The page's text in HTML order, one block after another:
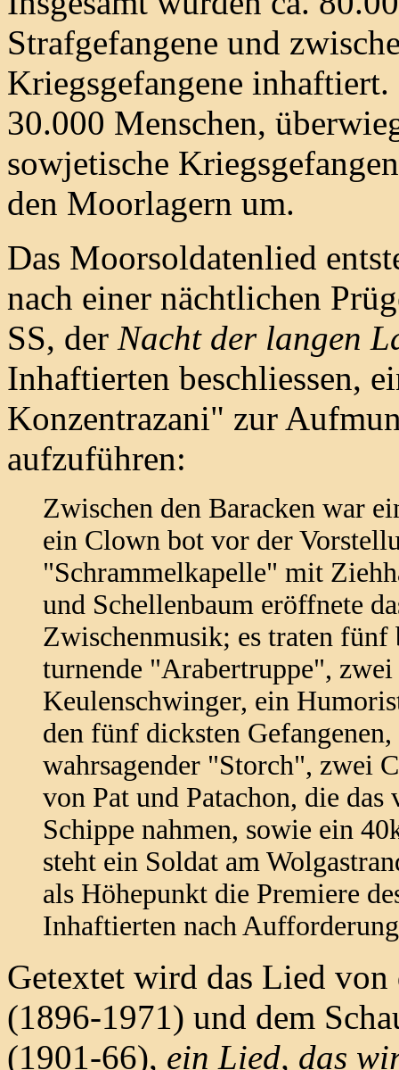
Strafgefangene und
Kriegsgefangene
30.000 Menschen,
sowjetische
den Moorlagern um.
Das Moorsoldatenlied
nach einer nächtlichen
SS, der Nacht der langen
Inhaftierten beschliessen,
Konzentrazani" zur
aufzuführen:
Zwischen den Baracken war
ein Clown bot vor der
"Schrammelkapelle" mit
und Schellenbaum eröffnete
Zwischenmusik; es traten
turnende "Arabertruppe",
Keulenschwinger, ein
den fünf dicksten
wahrsagender "Storch", zwei
von Pat und Patachon, die das
Schippe nahmen, sowie ein
steht ein Soldat am
als Höhepunkt die Premiere
Inhaftierten nach
Getextet wird das Lied
(1896-1971) und dem
(1901-66), ein Lied, das